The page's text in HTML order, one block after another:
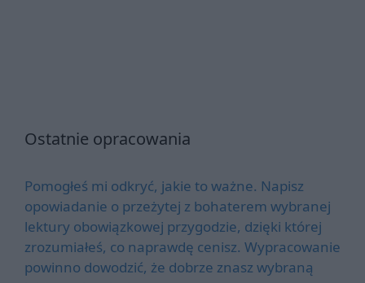
Ostatnie opracowania
Pomogłeś mi odkryć, jakie to ważne. Napisz
opowiadanie o przeżytej z bohaterem wybranej
lektury obowiązkowej przygodzie, dzięki której
zrozumiałeś, co naprawdę cenisz. Wypracowanie
powinno dowodzić, że dobrze znasz wybraną